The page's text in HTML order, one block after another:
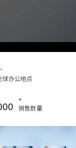
球办公地点
+
销售数量